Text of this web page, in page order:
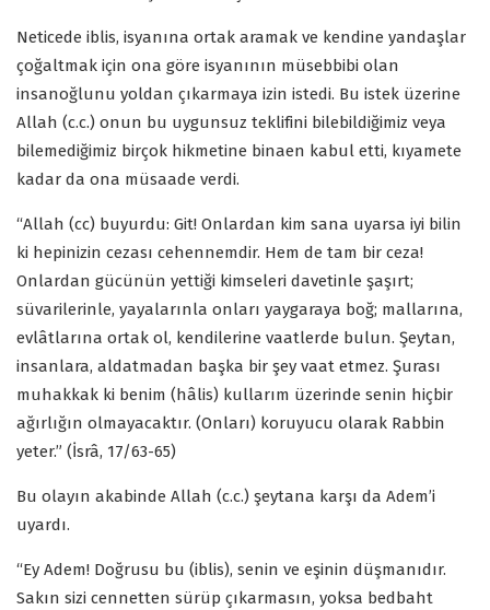
Neticede iblis, isyanına ortak aramak ve kendine yandaşlar
çoğaltmak için ona göre isyanının müsebbibi olan
insanoğlunu yoldan çıkarmaya izin istedi. Bu istek üzerine
Allah (c.c.) onun bu uygunsuz teklifini bilebildiğimiz veya
bilemediğimiz birçok hikmetine binaen kabul etti, kıyamete
kadar da ona müsaade verdi.
“Allah (cc) buyurdu: Git! Onlardan kim sana uyarsa iyi bilin
ki hepinizin cezası cehennemdir. Hem de tam bir ceza!
Onlardan gücünün yettiği kimseleri davetinle şaşırt;
süvarilerinle, yayalarınla onları yaygaraya boğ; mallarına,
evlâtlarına ortak ol, kendilerine vaatlerde bulun. Şeytan,
insanlara, aldatmadan başka bir şey vaat etmez. Şurası
muhakkak ki benim (hâlis) kullarım üzerinde senin hiçbir
ağırlığın olmayacaktır. (Onları) koruyucu olarak Rabbin
yeter.” (İsrâ, 17/63-65)
Bu olayın akabinde Allah (c.c.) şeytana karşı da Adem’i
uyardı.
“Ey Adem! Doğrusu bu (iblis), senin ve eşinin düşmanıdır.
Sakın sizi cennetten sürüp çıkarmasın, yoksa bedbaht